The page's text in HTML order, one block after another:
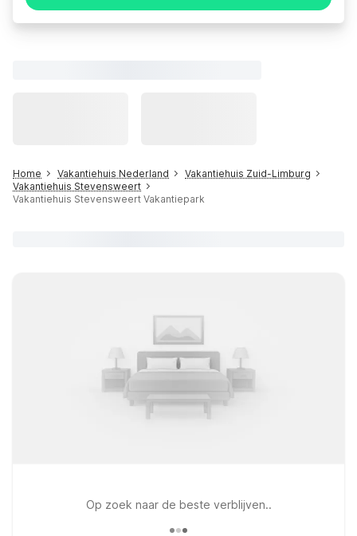
Home Vakantiehuis Nederland
Vakantiehuis Zuid-Limburg
Vakantiehuis Stevensweert
Vakantiehuis Stevensweert Vakantiepark
Op zoek naar de beste verblijven..